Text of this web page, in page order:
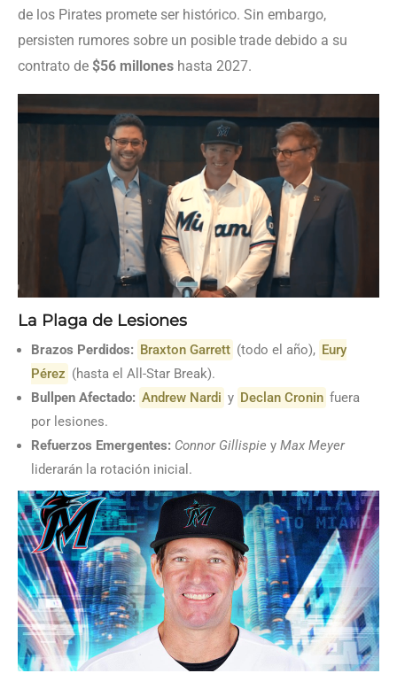
de los Pirates promete ser histórico. Sin embargo,
persisten rumores sobre un posible trade debido a su
contrato de $56 millones hasta 2027.
La Plaga de Lesiones
Brazos Perdidos: Braxton Garrett (todo el año), Eury
Pérez (hasta el All-Star Break).
Bullpen Afectado: Andrew Nardi y Declan Cronin fuera
por lesiones.
Refuerzos Emergentes: Connor Gillispie y Max Meyer
liderarán la rotación inicial.